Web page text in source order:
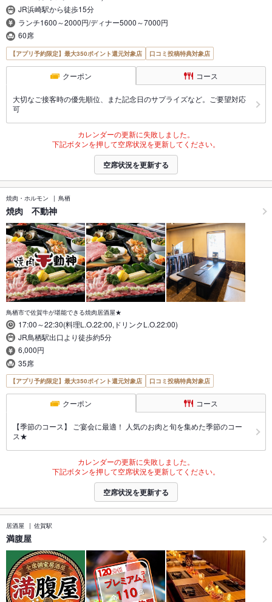
JR浜崎駅から徒歩15分
ランチ1600～2000円/ディナー5000～7000円
60席
【アプリ予約限定】最大350ポイント還元対象店 口コミ投稿特典対象店
クーポン コース
大切なご接客時の優先順位、また記念日のサプライズなど。ご要望対応
可
カレンダーの更新に失敗しました。
下記ボタンを押して空席状況を更新してください。
空席状況を更新する
焼肉・ホルモン 鳥栖
焼肉 不動神
鳥栖市で佐賀牛が堪能できる焼肉居酒屋★
17:00～22:30(料理L.O.22:00,ドリンクL.O.22:00)
JR鳥栖駅出口より徒歩約5分
6,000円
35席
【アプリ予約限定】最大350ポイント還元対象店 口コミ投稿特典対象店
クーポン コース
【季節のコース】 ご宴会に最適！ 人気のお肉と旬を集めた季節のコー
ス★
カレンダーの更新に失敗しました。
下記ボタンを押して空席状況を更新してください。
空席状況を更新する
居酒屋 佐賀駅
満腹屋